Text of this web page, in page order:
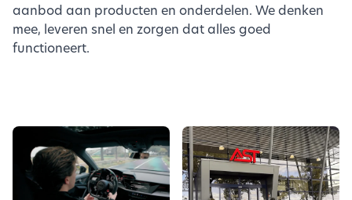
aanbod aan producten en onderdelen. We denken
mee, leveren snel en zorgen dat alles goed
functioneert.